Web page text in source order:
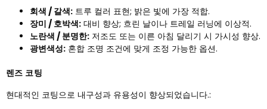
회색 / 갈색: 트루 컬러 표현; 밝은 빛에 가장 적합.
장미 / 호박색: 대비 향상; 흐린 날이나 트레일 러닝에 이상적.
노란색 / 분명한: 저조도 또는 이른 아침 달리기 시 가시성 향상.
광변색성: 혼합 조명 조건에 맞게 조정 가능한 옵션.
렌즈 코팅
현대적인 코팅으로 내구성과 유용성이 향상되었습니다.: